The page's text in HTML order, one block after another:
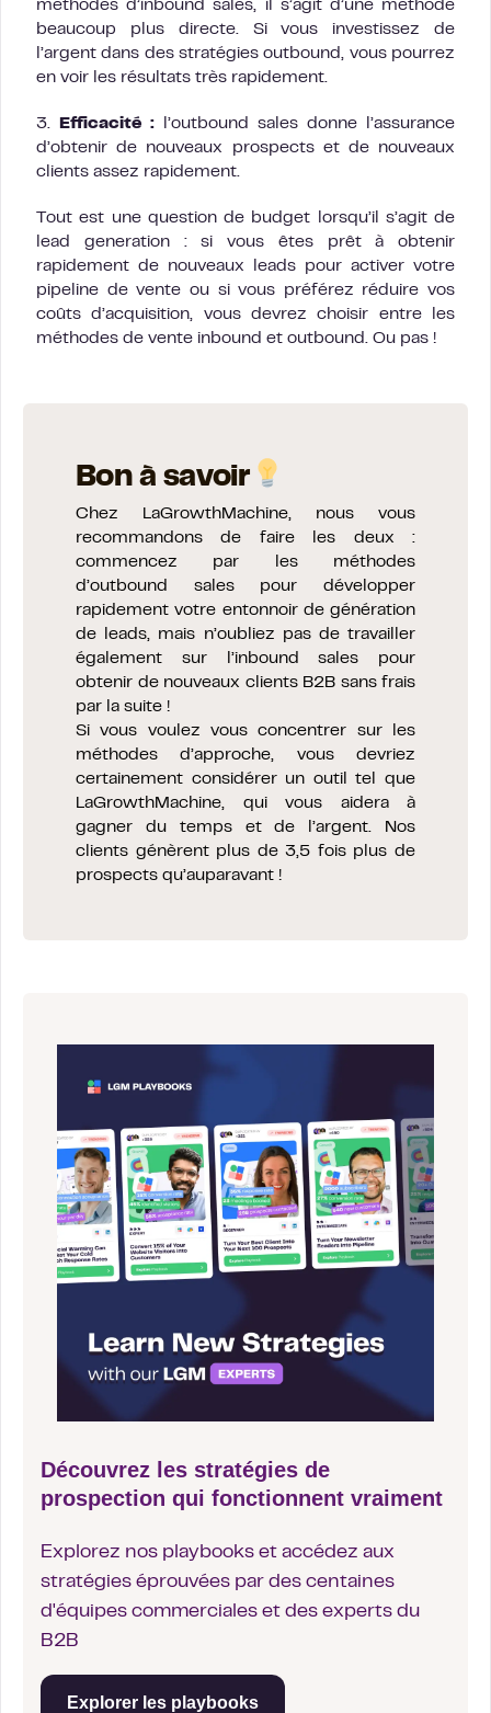
méthodes d’inbound sales, il s’agit d’une méthode
beaucoup plus directe. Si vous investissez de
l’argent dans des stratégies outbound, vous pourrez
en voir les résultats très rapidement.
3. Efficacité : l’outbound sales donne l’assurance
d’obtenir de nouveaux prospects et de nouveaux
clients assez rapidement.
Tout est une question de budget lorsqu’il s’agit de
lead generation : si vous êtes prêt à obtenir
rapidement de nouveaux leads pour activer votre
pipeline de vente ou si vous préférez réduire vos
coûts d’acquisition, vous devrez choisir entre les
méthodes de vente inbound et outbound. Ou pas !
Bon à savoir
Chez LaGrowthMachine, nous vous
recommandons de faire les deux :
commencez par les méthodes
d’outbound sales pour développer
rapidement votre entonnoir de génération
de leads, mais n’oubliez pas de travailler
également sur l’inbound sales pour
obtenir de nouveaux clients B2B sans frais
par la suite !
Si vous voulez vous concentrer sur les
méthodes d’approche, vous devriez
certainement considérer un outil tel que
LaGrowthMachine, qui vous aidera à
gagner du temps et de l’argent. Nos
clients génèrent plus de 3,5 fois plus de
prospects qu’auparavant !
Découvrez les stratégies de
prospection qui fonctionnent vraiment
Explorez nos playbooks et accédez aux
stratégies éprouvées par des centaines
d'équipes commerciales et des experts du
B2B
Explorer les playbooks